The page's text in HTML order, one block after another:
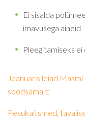
Ei sisalda
imavusega aineid
Pleegitamiseks
Jaanuaris leiad
soodsamalt:
Pesukaitsmed,